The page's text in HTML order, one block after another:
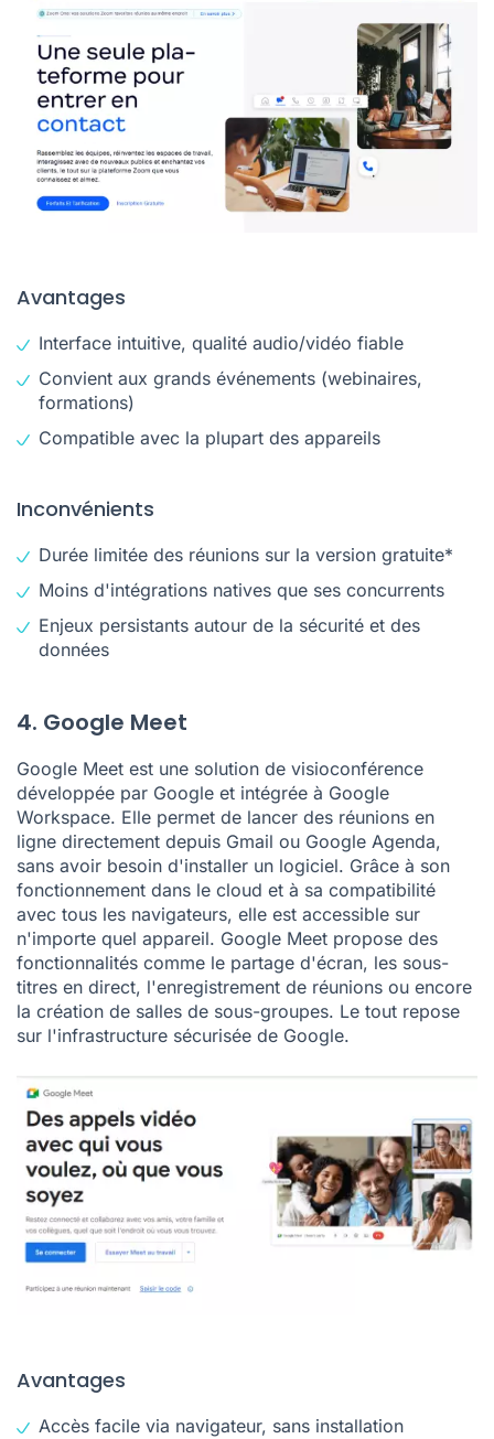
Avantages
Interface intuitive, qualité audio/vidéo fiable
Convient aux grands événements (webinaires,
formations)
Compatible avec la plupart des appareils
Inconvénients
Durée limitée des réunions sur la version gratuite*
Moins d'intégrations natives que ses concurrents
Enjeux persistants autour de la sécurité et des
données
4. Google Meet
Google Meet est une solution de visioconférence
développée par Google et intégrée à Google
Workspace. Elle permet de lancer des réunions en
ligne directement depuis Gmail ou Google Agenda,
sans avoir besoin d'installer un logiciel. Grâce à son
fonctionnement dans le cloud et à sa compatibilité
avec tous les navigateurs, elle est accessible sur
n'importe quel appareil. Google Meet propose des
fonctionnalités comme le partage d'écran, les sous-
titres en direct, l'enregistrement de réunions ou encore
la création de salles de sous-groupes. Le tout repose
sur l'infrastructure sécurisée de Google.
Avantages
Accès facile via navigateur, sans installation